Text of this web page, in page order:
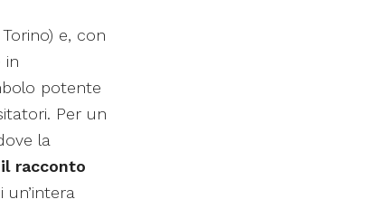
e, con
in
potente
Per un
la
il racconto